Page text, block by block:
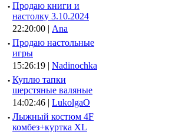
· Продаю книги и
настолку 3.10.2024
22:20:00 | Ana
· Продаю настольные
игры
15:26:19 | Nadinochka
· Куплю тапки
шерстяные валяные
14:02:46 | LukolgaO
· Лыжный костюм 4F
комбез+куртка XL